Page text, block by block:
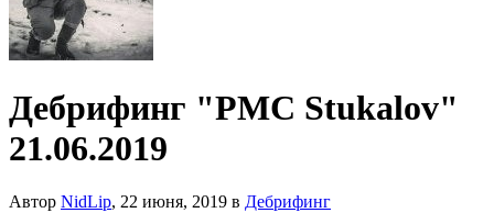
Дебрифинг "PMC Stukalov"
21.06.2019
Автор NidLip, 22 июня, 2019 в Дебрифинг